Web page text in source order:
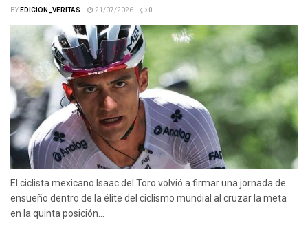
BYEDICION_VERITAS 21/07/2026 0
El ciclista mexicano Isaac del Toro volvió a firmar una jornada de
ensueño dentro de la élite del ciclismo mundial al cruzar la meta
en la quinta posición...